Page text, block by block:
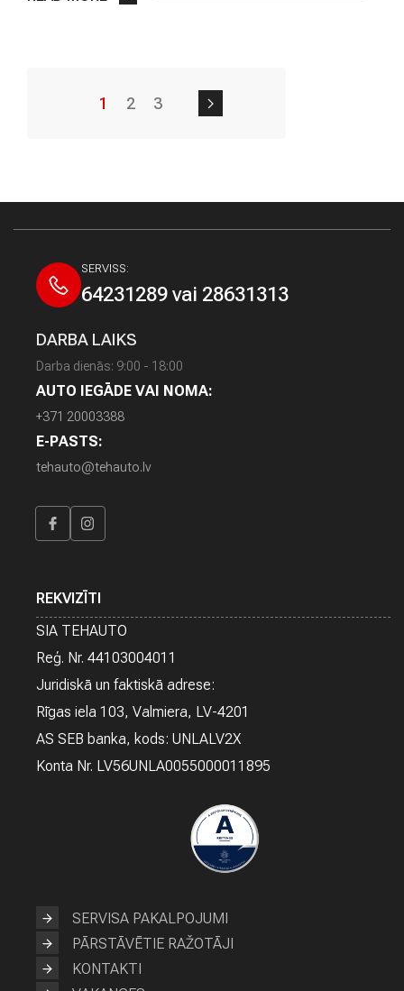
1 2 3
SERVISA PAKALPOJUMI
PĀRSTĀVĒTIE RAŽOTĀJI
KONTAKTI
SERVISS:
64231289 vai 28631313
DARBA LAIKS
Darba dienās: 9:00 - 18:00
AUTO IEGĀDE VAI NOMA:
+371 20003388
E-PASTS:
tehauto@tehauto.lv
REKVIZĪTI
SIA TEHAUTO
Reģ. Nr. 44103004011
Juridiskā un faktiskā adrese:
Rīgas iela 103, Valmiera, LV-4201
AS SEB banka, kods: UNLALV2X
Konta Nr. LV56UNLA0055000011895